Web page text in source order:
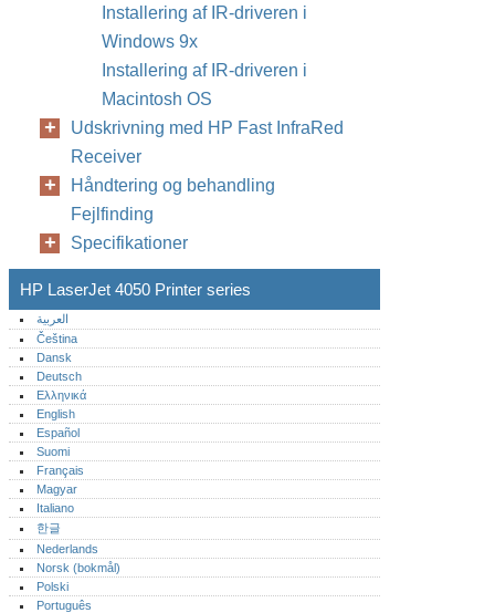
Installering af IR-driveren i
Windows 9x
Installering af IR-driveren i
Macintosh OS
Udskrivning med HP Fast InfraRed
Receiver
Håndtering og behandling
Fejlfinding
Specifikationer
HP LaserJet 4050 Printer series
العربية
Čeština
Dansk
Deutsch
Ελληνικά
English
Español
Suomi
Français
Magyar
Italiano
한글
Nederlands
Norsk (bokmål)‎
Polski
Português‎